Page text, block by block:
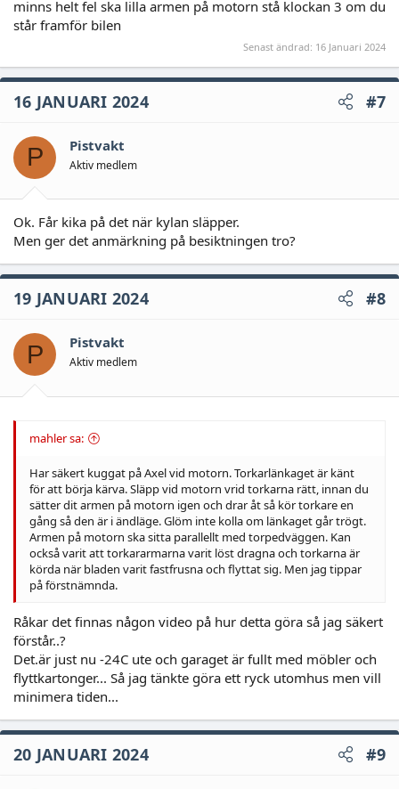
minns helt fel ska lilla armen på motorn stå klockan 3 om du
står framför bilen
Senast ändrad: 16 Januari 2024
16 JANUARI 2024 #7
P Pistvakt
Aktiv medlem
Ok. Får kika på det när kylan släpper.
Men ger det anmärkning på besiktningen tro?
19 JANUARI 2024 #8
P Pistvakt
Aktiv medlem
mahler sa:
Har säkert kuggat på Axel vid motorn. Torkarlänkaget är känt
för att börja kärva. Släpp vid motorn vrid torkarna rätt, innan du
sätter dit armen på motorn igen och drar åt så kör torkare en
gång så den är i ändläge. Glöm inte kolla om länkaget går trögt.
Armen på motorn ska sitta parallellt med torpedväggen. Kan
också varit att torkararmarna varit löst dragna och torkarna är
körda när bladen varit fastfrusna och flyttat sig. Men jag tippar
på förstnämnda.
Råkar det finnas någon video på hur detta göra så jag säkert
förstår..?
Det.är just nu -24C ute och garaget är fullt med möbler och
flyttkartonger... Så jag tänkte göra ett ryck utomhus men vill
minimera tiden...
20 JANUARI 2024 #9